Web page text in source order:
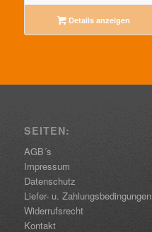
Details anzeigen
SEITEN:
AGB´s
Impressum
Datenschutz
Liefer- u. Zahlungsbedingungen
Widerrufsrecht
Kontakt